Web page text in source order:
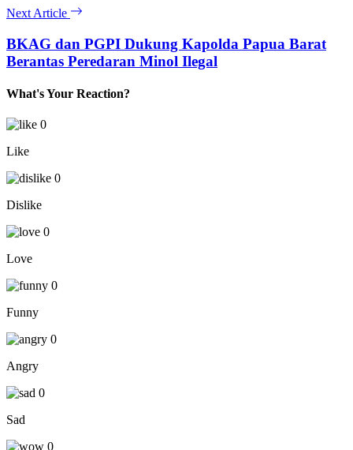
Next Article
BKAG dan PGPI Dukung Kapolda Papua Barat
Berantas Peredaran Minol Ilegal
What's Your Reaction?
0
Like
0
Dislike
0
Love
0
Funny
0
Angry
0
Sad
0